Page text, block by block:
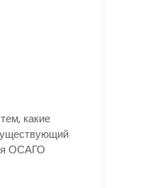
какие
ОСАГО